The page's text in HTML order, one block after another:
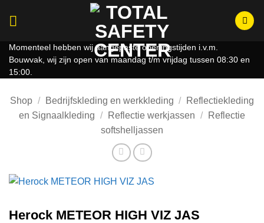
Momenteel hebben wij aangepaste openingstijden i.v.m.
Bouwvak, wij zijn open van maandag t/m vrijdag tussen 08:30 en
15:00.
Shop / Bedrijfskleding en werkkleding /
Reflectiekleding
en Signaalkleding
/ Reflectie werkjassen /
Reflectie
softshelljassen
Herock METEOR HIGH VIZ JAS